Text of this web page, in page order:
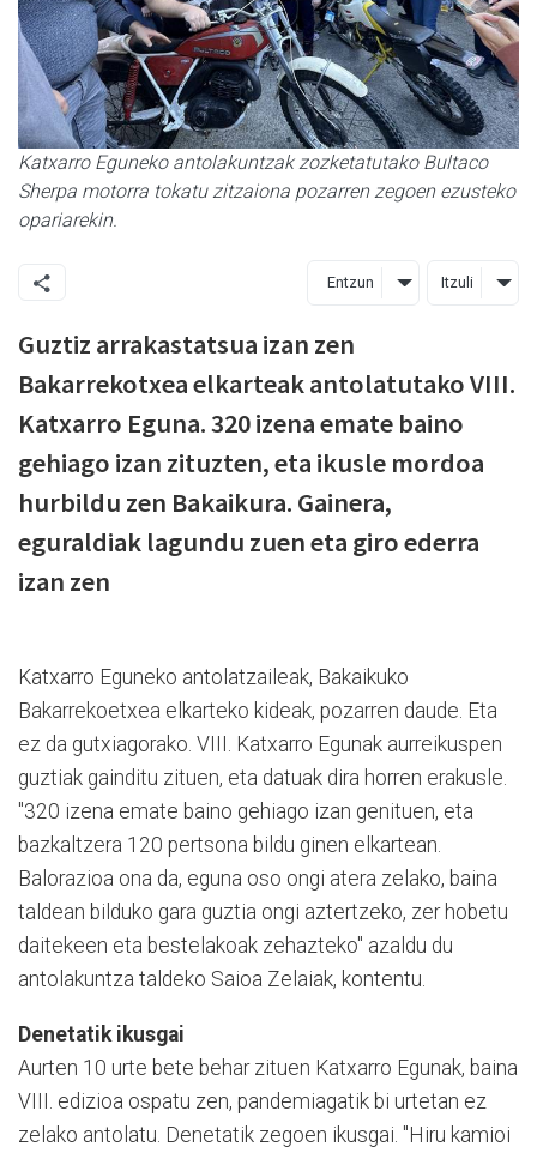
Katxarro Eguneko antolakuntzak zozketatutako Bultaco
Sherpa motorra tokatu zitzaiona pozarren zegoen ezusteko
opariarekin.
Entzun Itzuli
Guztiz arrakastatsua izan zen
Bakarrekotxea elkarteak antolatutako VIII.
Katxarro Eguna. 320 izena emate baino
gehiago izan zituzten, eta ikusle mordoa
hurbildu zen Bakaikura. Gainera,
eguraldiak lagundu zuen eta giro ederra
izan zen
Katxarro Eguneko antolatzaileak, Bakaikuko
Bakarrekoetxea elkarteko kideak, pozarren daude. Eta
ez da gutxiagorako. VIII. Katxarro Egunak aurreikuspen
guztiak gainditu zituen, eta datuak dira horren erakusle.
"320 izena emate baino gehiago izan genituen, eta
bazkaltzera 120 pertsona bildu ginen elkartean.
Balorazioa ona da, eguna oso ongi atera zelako, baina
taldean bilduko gara guztia ongi aztertzeko, zer hobetu
daitekeen eta bestelakoak zehazteko" azaldu du
antolakuntza taldeko Saioa Zelaiak, kontentu.
Denetatik ikusgai
Aurten 10 urte bete behar zituen Katxarro Egunak, baina
VIII. edizioa ospatu zen, pandemiagatik bi urtetan ez
zelako antolatu. Denetatik zegoen ikusgai. "Hiru kamioi